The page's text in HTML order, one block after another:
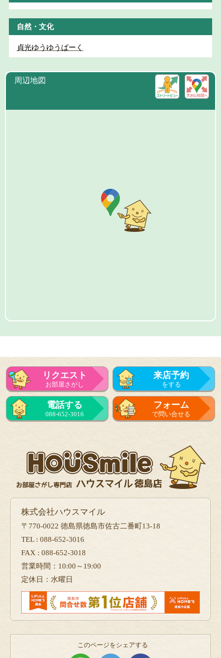
自然・文化
貞光ゆうゆうぱーく
周辺地図
リクエスト
お部屋さがし
来店予約
をする
電話する
088-652-3016
フォーム
で問い合せる
株式会社ハウスマイル
〒770-0022 徳島県徳島市佐古二番町13-18
TEL : 088-652-3016
FAX : 088-652-3018
営業時間：10:00～19:00
定休日：水曜日
このページをシェアする